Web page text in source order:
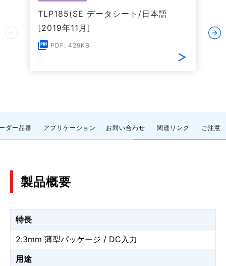
TLP185(SE データシート/日本語
[2019年11月]
PDF: 429KB
ダー品番 アプリケーション お問い合わせ 関連リンク ご注意
製品概要
特長
2.3mm 薄型パッケージ / DC入力
用途